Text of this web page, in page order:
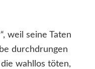
weil seine Taten
durchdrungen
wahllos töten,